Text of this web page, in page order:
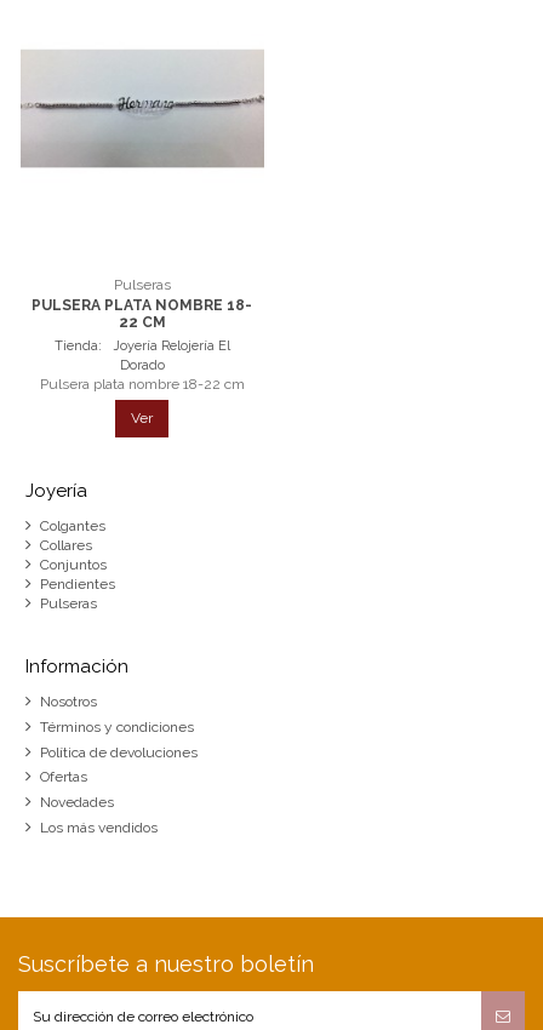
Pulseras
PULSERA PLATA NOMBRE 18-
22 CM
Tienda:
Joyería Relojería El
Dorado
Pulsera plata nombre 18-22 cm
Ver
Joyería
Colgantes
Collares
Conjuntos
Pendientes
Pulseras
Información
Nosotros
Términos y condiciones
Política de devoluciones
Ofertas
Novedades
Los más vendidos
Suscríbete a nuestro boletín